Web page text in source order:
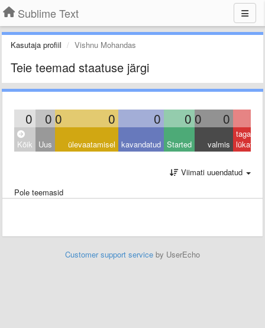
Sublime Text
Kasutaja profiil Vishnu Mohandas
Teie teemad staatuse järgi
0 0 0 0 0 0 0 0
Kõik Uus ülevaatamisel kavandatud Started valmis
tagasi
lükatud
Viimati uuendatud
Pole teemasid
Customer support service by UserEcho